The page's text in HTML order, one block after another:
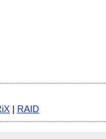
RAID